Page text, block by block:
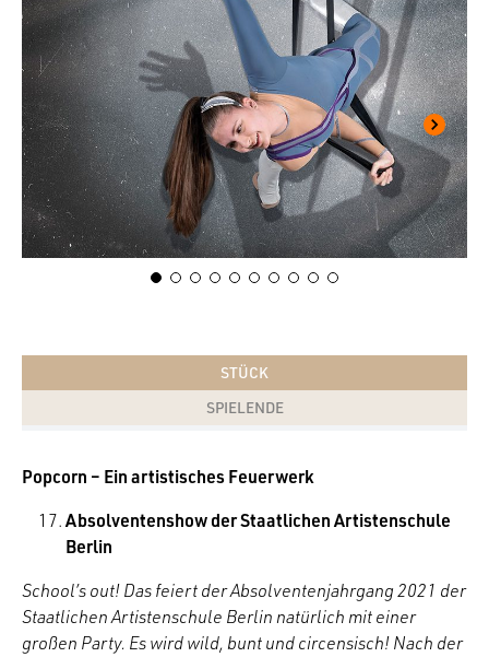
STÜCK
SPIELENDE
Popcorn – Ein artistisches Feuerwerk
Absolventenshow der Staatlichen Artistenschule
Berlin
School’s out! Das feiert der Absolventenjahrgang 2021 der
Staatlichen Artistenschule Berlin natürlich mit einer
großen Party. Es wird wild, bunt und circensisch! Nach der